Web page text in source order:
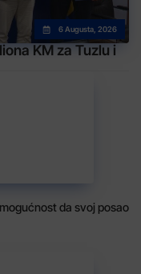
6 Augusta, 2026
KM za Tuzlu i
da svoj posao